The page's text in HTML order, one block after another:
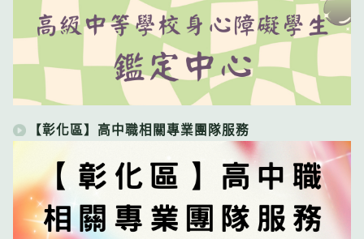
【彰化區】高中職相關專業團隊服務